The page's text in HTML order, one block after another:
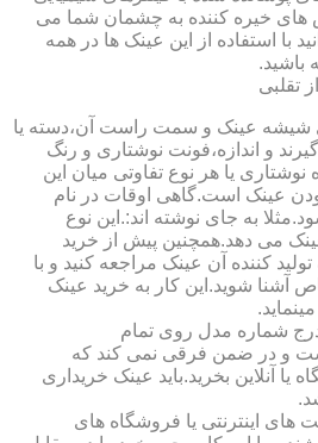
های خیره کننده به چشمان شما می
با استفاده از این عینک ها در همه
باشید.
تقلبی
شیشه عینک و سمت راست آن،دسته یا
و اندازه،فونت نوشتاری و رنگ
نوشتاری یا هر نوع تفاوتی میان این
عینک است.گاهی اوقات در نام
به جای نوشته اند:.این نوع
می دهد.همچنین پیش از خرید
کننده آن عینک مراجعه کنید و با
آشنا شوید.این کار به خرید عینک
شماره مدل روی تمام
و در ضمن فرقی نمی کند که
آنلاین بخرید.باید عینک خریداری
های اینترنتی یا فروشگاه های